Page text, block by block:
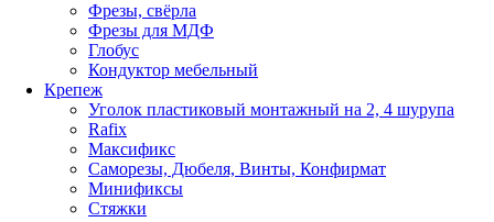
Фрезы, свёрла
Фрезы для МДФ
Глобус
Кондуктор мебельный
Крепеж
Уголок пластиковый монтажный на 2, 4 шурупа
Rafix
Максификс
Саморезы, Дюбеля, Винты, Конфирмат
Минификсы
Стяжки